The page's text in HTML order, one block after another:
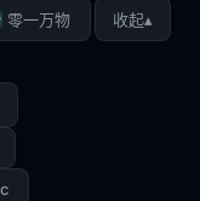
零一万物 收起▴